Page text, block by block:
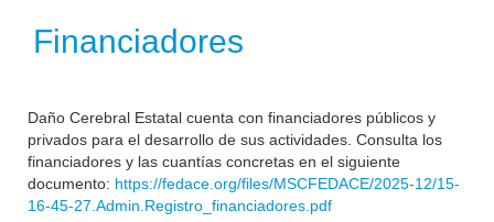
Financiadores
Daño Cerebral Estatal cuenta con financiadores públicos y
privados para el desarrollo de sus actividades. Consulta los
financiadores y las cuantías concretas en el siguiente
documento: https://fedace.org/files/MSCFEDACE/2025-12/15-
16-45-27.Admin.Registro_financiadores.pdf